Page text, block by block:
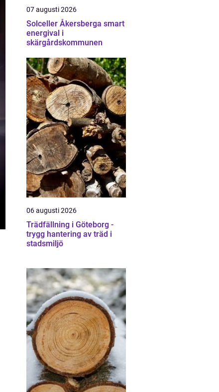
07 augusti 2026
Solceller Åkersberga smart
energival i
skärgårdskommunen
06 augusti 2026
Trädfällning i Göteborg -
trygg hantering av träd i
stadsmiljö